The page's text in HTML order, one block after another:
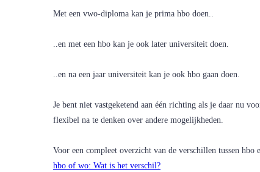
Met een vwo-diploma kan je prima hbo doen..
..en met een hbo kan je ook later universiteit doen.
..en na een jaar universiteit kan je ook hbo gaan doen.
Je bent niet vastgeketend aan één richting als je daar nu
flexibel na te denken over andere mogelijkheden.
Voor een compleet overzicht van de verschillen tussen
hbo of wo: Wat is het verschil?